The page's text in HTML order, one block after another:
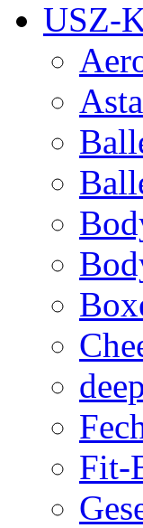
USZ-
Fit-